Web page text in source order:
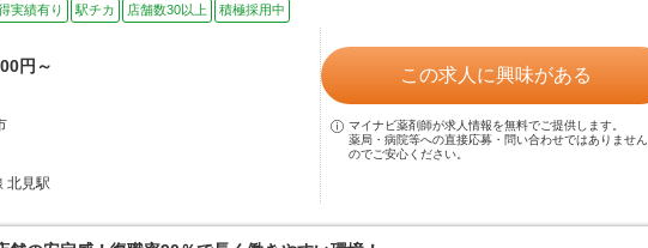
実績有り 駅チカ 店舗数30以上 積極採用中
円～
北見駅
この求人に興味がある
マイナビ薬剤師が求人情報を無料でご提供します。
薬局・病院等への直接応募・問い合わせではありません
のでご安心ください。